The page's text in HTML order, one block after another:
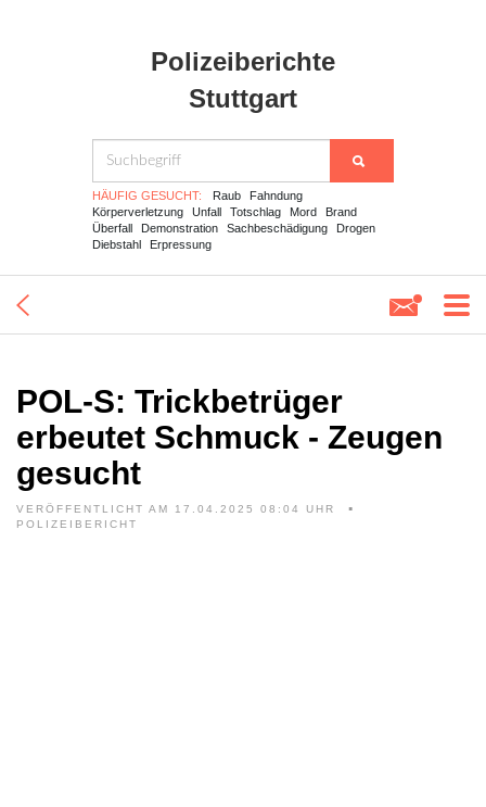
Polizeiberichte
Stuttgart
HÄUFIG GESUCHT: Raub
Fahndung
Körperverletzung
Unfall Totschlag Mord
Brand
Überfall
Demonstration Sachbeschädigung
Drogen
Diebstahl
Erpressung
POL-S: Trickbetrüger
erbeutet Schmuck - Zeugen
gesucht
VERÖFFENTLICHT AM 17.04.2025 08:04 UHR
POLIZEIBERICHT